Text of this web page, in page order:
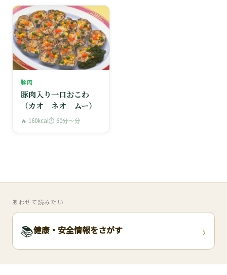
豚肉
豚肉入り一口おこわ
（カオ ネオ ムー）
🔥 160kcal⏱ 60分〜分
あわせて読みたい
📚健康・安全情報をさがす ›